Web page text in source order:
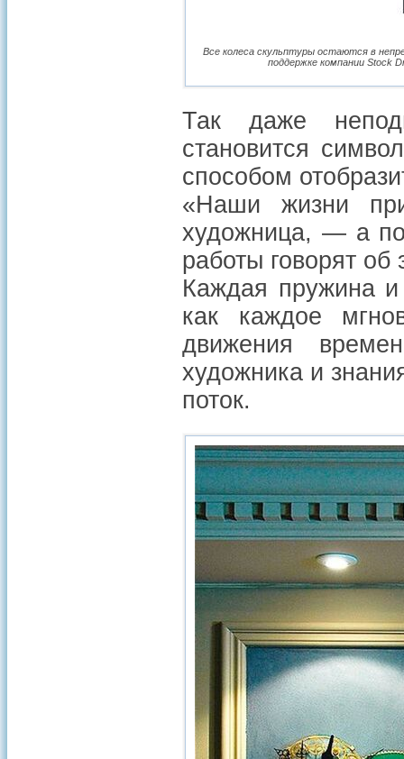
Все колеса скульптуры остаются в
поддержке компании Stock
Так даже
становится
способом
«Наши жизни
художница, — а
работы говорят об
Каждая пружина
как каждое
движения
художника и
поток.